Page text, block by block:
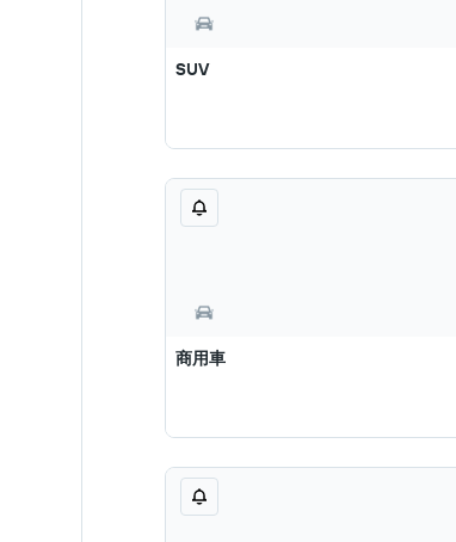
SUV
商用車